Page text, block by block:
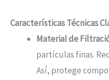
Características Técnicas
Material de
partículas finas.
Así, protege